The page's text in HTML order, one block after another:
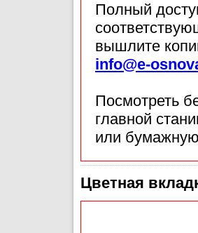
Полный
вышлите
info@e-
Посмотреть
главной
или
Цветная